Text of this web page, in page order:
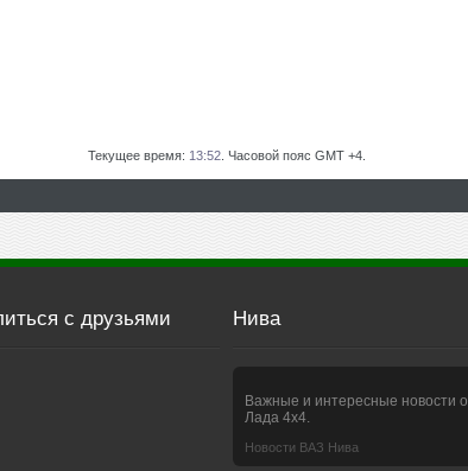
Текущее время: 13:52 . Часовой пояс GMT +4.
с друзьями Нива
Важные и интересные новости о
Лада 4х4.
Новости ВАЗ Нива